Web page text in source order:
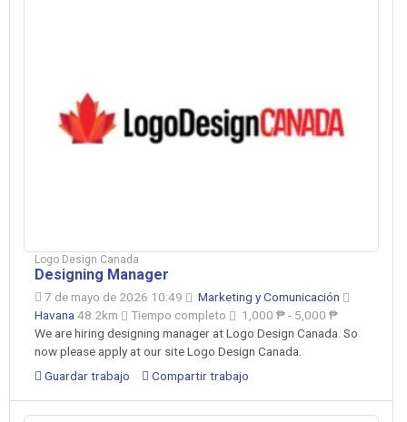
Logo Design Canada
Designing Manager
7 de mayo de 2026 10:49
Marketing y Comunicación
Havana 48.2km Tiempo completo
1,000 ₱ - 5,000 ₱
We are hiring designing manager at Logo Design Canada. So
now please apply at our site Logo Design Canada.
Guardar trabajo
Compartir trabajo